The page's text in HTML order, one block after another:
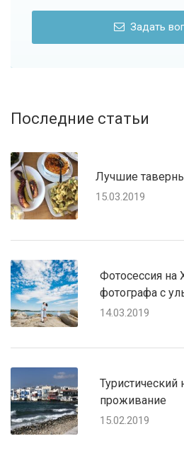
Задать
Последние статьи
Лучшие
15.03.2019
Фотосессия на
фотографа с
14.03.2019
Туристический
проживание
15.02.2019